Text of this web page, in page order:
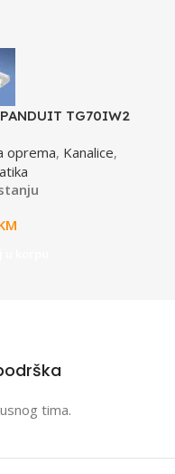
TG70IW2
oprema, Kanalice,
tima.